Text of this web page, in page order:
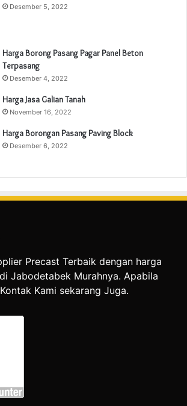
Desember 5, 2022
Harga Borong Pasang Pagar Panel Beton
Terpasang
Desember 4, 2022
Harga Jasa Galian Tanah
November 16, 2022
Harga Borongan Pasang Paving Block
Desember 6, 2022
Precast Terbaik dengan harga
Jabodetabek Murahnya. Apabila
Kami sekarang Juga.